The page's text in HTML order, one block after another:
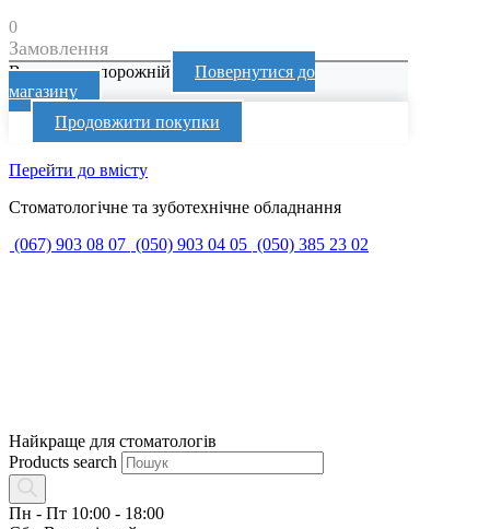
0
Замовлення
Ваш кошик порожній
Повернутися до
магазину
Продовжити покупки
Перейти до вмісту
Стоматологічне та зуботехнічне обладнання
(067) 903 08 07 (050) 903 04 05 (050) 385 23 02
Найкраще для стоматологів
Products search
Пн - Пт 10:00 - 18:00